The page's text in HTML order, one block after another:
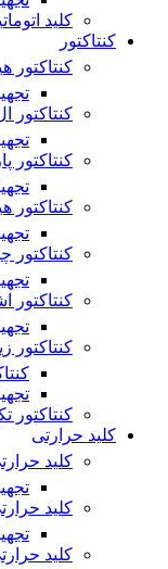
کلید
کنتاکتور
کنتاکتور
کنتاکتور
کنتاکتور
کنتاکتور
کنتاکتور
کنتاکتور
کنتاکتور
کنتاکتور
کلید حرارتی
کلید
کلید
کلید